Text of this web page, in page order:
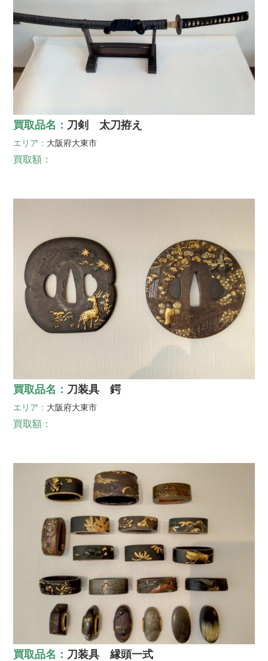
買取品名： 刀剣 太刀拵え
エリア： 大阪府大東市
買取額：
買取品名： 刀装具 鍔
エリア： 大阪府大東市
買取額：
買取品名： 刀装具 縁頭一式